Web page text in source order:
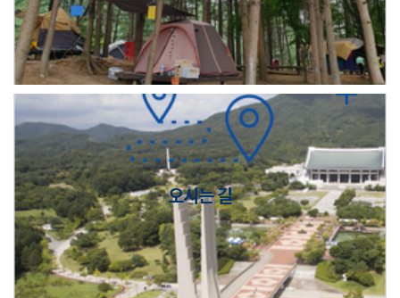
오시는 길